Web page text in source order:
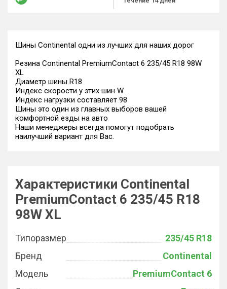
Шины Continental одни из лучших для наших дорог
Резина Continental PremiumContact 6 235/45 R18 98W
XL
Диаметр шины R18
Индекс скорости у этих шин W
Индекс нагрузки составляет 98
Шины это один из главных выборов вашей
комфортной езды на авто
Наши менеджеры всегда помогут подобрать
наилучший вариант для Вас.
Характеристики Continental
PremiumContact 6 235/45 R18
98W XL
Типоразмер
235/45 R18
Бренд
Continental
Модель
PremiumContact 6